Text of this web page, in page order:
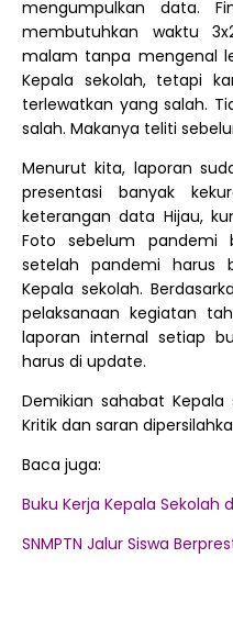
mengumpulkan data.
membutuhkan waktu
malam tanpa mengenal
Kepala sekolah, tetapi
terlewatkan yang salah.
salah. Makanya teliti
Menurut kita, laporan
presentasi banyak
keterangan data Hijau,
Foto sebelum
setelah pandemi harus
Kepala sekolah.
pelaksanaan kegiatan
laporan internal setiap
harus di update.
Demikian sahabat
Kritik dan saran
Baca juga:
Buku Kerja Kepala Sekolah
SNMPTN Jalur Siswa